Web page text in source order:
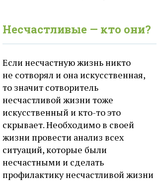
Несчастливые — кто они?
Если несчастную жизнь никто
не сотворял и она искусственная,
то значит сотворитель
несчастливой жизни тоже
искусственный и кто-то это
скрывает. Необходимо в своей
жизни провести анализ всех
ситуаций, которые были
несчастными и сделать
профилактику несчастливой жизни